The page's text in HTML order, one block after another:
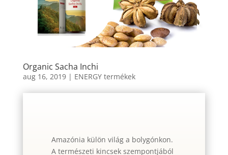
Organic Sacha Inchi
aug 16, 2019| ENERGY termékek
Amazónia külön világ a bolygónkon.
A természeti kincsek szempontjából